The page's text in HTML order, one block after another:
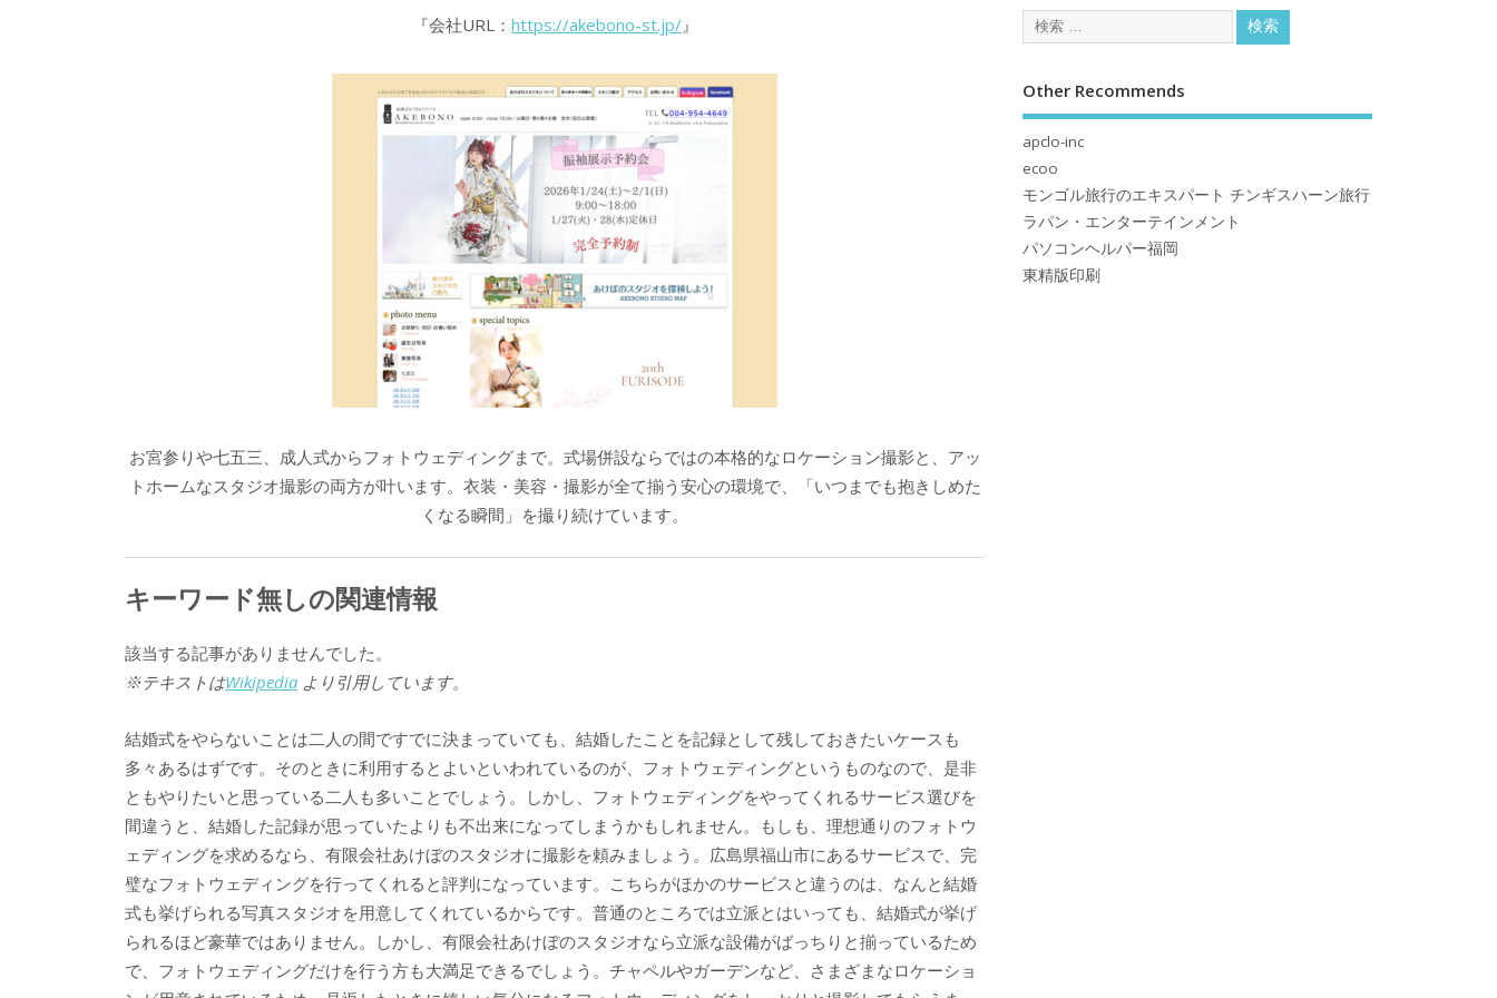
『会社URL： https://akebono-st.jp/』
お宮参りや七五三、成人式からフォトウェディングまで。式場併設ならではの本格的なロケーション撮影と、アッ
トホームなスタジオ撮影の両方が叶います。衣装・美容・撮影が全て揃う安心の環境で、「いつまでも抱きしめた
くなる瞬間」を撮り続けています。
キーワード無しの関連情報
該当する記事がありませんでした。
※テキストはWikipedia より引用しています。
結婚式をやらないことは二人の間ですでに決まっていても、結婚したことを記録として残しておきたいケースも
多々あるはずです。そのときに利用するとよいといわれているのが、フォトウェディングというものなので、是非
ともやりたいと思っている二人も多いことでしょう。しかし、フォトウェディングをやってくれるサービス選びを
間違うと、結婚した記録が思っていたよりも不出来になってしまうかもしれません。もしも、理想通りのフォトウ
ェディングを求めるなら、有限会社あけぼのスタジオに撮影を頼みましょう。広島県福山市にあるサービスで、完
璧なフォトウェディングを行ってくれると評判になっています。こちらがほかのサービスと違うのは、なんと結婚
式も挙げられる写真スタジオを用意してくれているからです。普通のところでは立派とはいっても、結婚式が挙げ
られるほど豪華ではありません。しかし、有限会社あけぼのスタジオなら立派な設備がばっちりと揃っているため
で、フォトウェディングだけを行う方も大満足できるでしょう。チャペルやガーデンなど、さまざまなロケーショ
Other Recommends
apclo-inc
ecoo
モンゴル旅行のエキスパート チンギスハーン旅行
ラパン・エンターテインメント
パソコンヘルパー福岡
東精版印刷